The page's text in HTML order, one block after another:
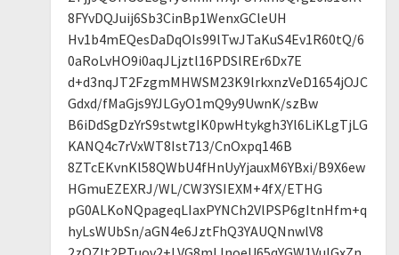
8FYvDQJuij6Sb3CinBp1WenxGCleUH
Hv1b4mEQesDaDqOIs99lTwJTaKuS4Ev1R60tQ/6
0aRoLvHO9i0aqJLjztl16PDSlREr6Dx7E
d+d3nqJT2FzgmMHWSM23K9lrkxnzVeD1654jOJC
Gdxd/fMaGjs9YJLGyO1mQ9y9UwnK/szBw
B6iDdSgDzYrS9stwtgIK0pwHtykgh3Yl6LiKLgTjLG
KANQ4c7rVxWT8Ist713/CnOxpq146B
8ZTcEKvnKl58QWbU4fHnUyYjauxM6YBxi/B9X6ew
HGmuEZEXRJ/WL/CW3YSIEXM+4fX/ETHG
pG0ALKoNQpageqLIaxPYNCh2VlPSP6gItnHfm+q
hyLsWUbSn/aGN4e6JztFhQ3YAUQNnwlV8